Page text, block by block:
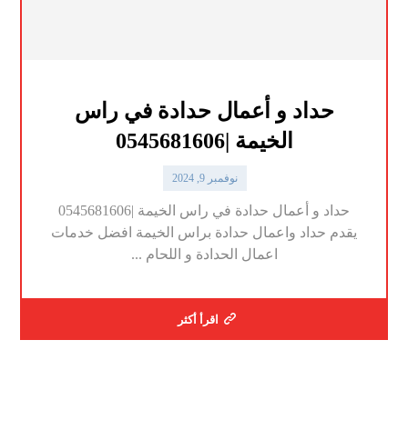
حداد و أعمال حدادة في راس
الخيمة |0545681606
نوفمبر 9, 2024
حداد و أعمال حدادة في راس الخيمة |0545681606
يقدم حداد واعمال حدادة براس الخيمة افضل خدمات
اعمال الحدادة و اللحام ...
اقرأ أكثر